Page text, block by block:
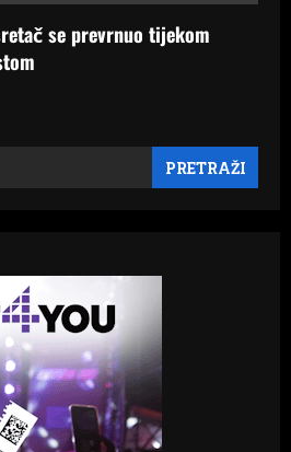
se prevrnuo tijekom